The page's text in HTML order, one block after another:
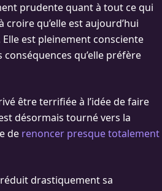
prudente quant à tout ce qui
qu’elle est aujourd’hui
est pleinement consciente
qu’elle préfère
être terrifiée à l’idée de faire
désormais tourné vers la
de renoncer presque totalement
drastiquement sa